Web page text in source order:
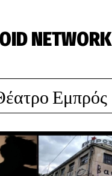
NETWORK
Εμπρός